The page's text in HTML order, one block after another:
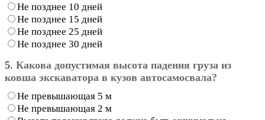
Не позднее 10 дней
Не позднее 15 дней
Не позднее 25 дней
Не позднее 30 дней
5. Какова допустимая высота падения груза из
ковша экскаватора в кузов автосамосвала?
Не превышающая 5 м
Не превышающая 2 м